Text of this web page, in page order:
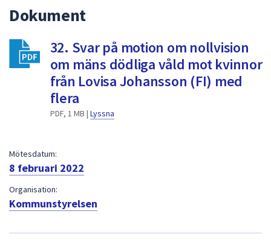
välja
något
av
Dokument
32. Svar på motion om nollvision
om mäns dödliga våld mot kvinnor
från Lovisa Johansson (FI) med
flera
PDF, 1 MB | Lyssna
Mötesdatum:
8 februari 2022
Organisation:
Kommunstyrelsen